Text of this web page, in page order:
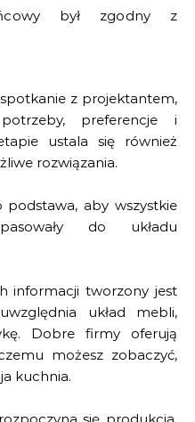
był zgodny z
z projektantem,
preferencje i
ustala się również
rozwiązania.
aby wszystkie
do układu
informacji tworzony jest
układ mebli,
Dobre firmy oferują
możesz zobaczyć,
kuchnia.